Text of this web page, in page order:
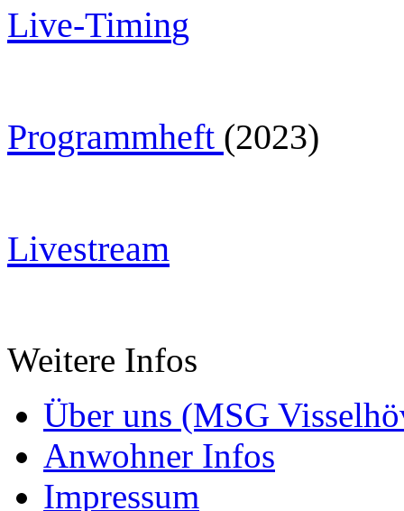
Live-Timing
Programmheft (2023)
Livestream
Weitere Infos
Über uns (MSG
Anwohner Infos
Impressum